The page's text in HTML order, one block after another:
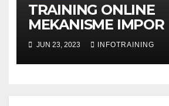
TRAINING ONLINE
MEKANISME IMPOR
JUN 23, 2023 INFOTRAINING